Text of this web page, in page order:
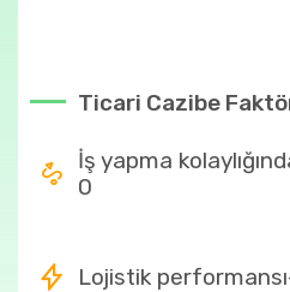
Ticari Cazibe
İş yapma
0
Lojistik